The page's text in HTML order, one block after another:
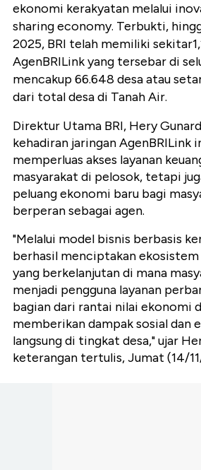
ekonomi kerakyatan melalui
sharing economy. Terbukti,
2025, BRI telah memiliki
AgenBRILink yang tersebar di
mencakup 66.648 desa atau
dari total desa di Tanah Air.
Direktur Utama BRI, Hery
kehadiran jaringan AgenBRILink
memperluas akses layanan
masyarakat di pelosok, tetapi
peluang ekonomi baru bagi
berperan sebagai agen.
"Melalui model bisnis berbasis
berhasil menciptakan ekosistem
yang berkelanjutan di mana
menjadi pengguna layanan
bagian dari rantai nilai ekonomi
memberikan dampak sosial dan
langsung di tingkat desa," ujar
keterangan tertulis, Jumat (14/